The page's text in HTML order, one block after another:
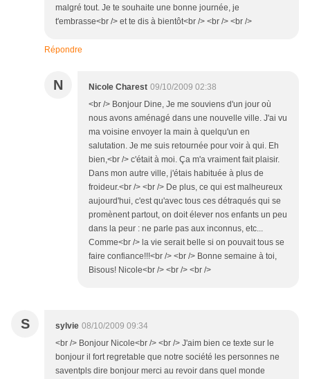
malgré tout. Je te souhaite une bonne journée, je
t'embrasse<br /> et te dis à bientôt<br /> <br /> <br />
Répondre
N Nicole Charest 09/10/2009 02:38
<br /> Bonjour Dine, Je me souviens d'un jour où
nous avons aménagé dans une nouvelle ville. J'ai vu
ma voisine envoyer la main à quelqu'un en
salutation. Je me suis retournée pour voir à qui. Eh
bien,<br /> c'était à moi. Ça m'a vraiment fait plaisir.
Dans mon autre ville, j'étais habituée à plus de
froideur.<br /> <br /> De plus, ce qui est malheureux
aujourd'hui, c'est qu'avec tous ces détraqués qui se
promènent partout, on doit élever nos enfants un peu
dans la peur : ne parle pas aux inconnus, etc...
Comme<br /> la vie serait belle si on pouvait tous se
faire confiance!!!<br /> <br /> Bonne semaine à toi,
Bisous! Nicole<br /> <br /> <br />
S sylvie 08/10/2009 09:34
<br /> Bonjour Nicole<br /> <br /> J'aim bien ce texte sur le
bonjour il fort regretable que notre société les personnes ne
saventpls dire bonjour merci au revoir dans quel monde